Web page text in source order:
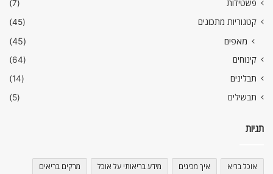
פשטידות
(7)
קטגוריות מתכונים
(45)
מאפים (45)
קינוחים
(64)
תבלינים
(14)
תבשילים
(5)
תגיות
אוכל בריא איך מכינים מידע בריאותי על אוכל מרקים בריאים